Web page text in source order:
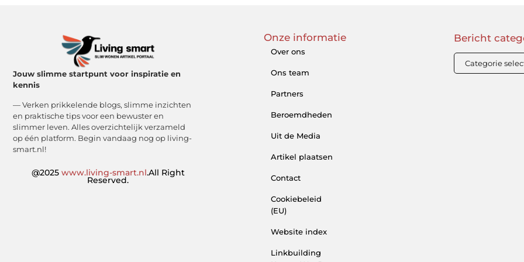
Jouw slimme startpunt voor inspiratie en
kennis
— Verken prikkelende blogs, slimme inzichten
en praktische tips voor een bewuster en
slimmer leven. Alles overzichtelijk verzameld
op één platform. Begin vandaag nog op living-
smart.nl!
@2025 www.living-smart.nl.All Right
Reserved.
Onze informatie
Over ons
Ons team
Partners
Beroemdheden
Uit de Media
Artikel plaatsen
Contact
Cookiebeleid
(EU)
Website index
Linkbuilding
Bericht